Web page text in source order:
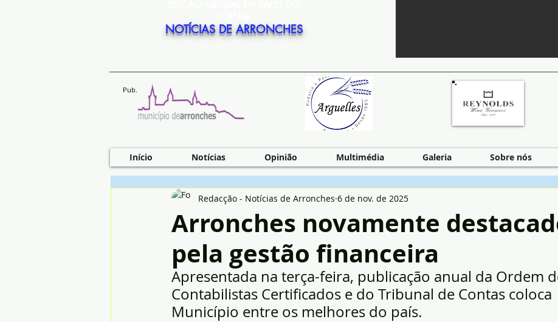
NOTÍCIAS DE ARRONCHES
Pub.
Início Notícias Opinião Multimédia Galeria Sobre nós
Arronches novamente
pela gestão financeira
Redacção - Notícias de Arronches 6 de nov. de 2025
Apresentada na terça-feira, publicação anual da Ordem
Contabilistas Certificados e do Tribunal de Contas coloca
Município entre os melhores do país.